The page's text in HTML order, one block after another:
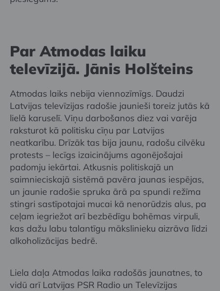
Par Atmodas laiku
televīzijā. Jānis Holšteins
Atmodas laiks nebija viennozīmīgs. Daudzi
Latvijas televīzijas radošie jaunieši toreiz jutās kā
lielā karuselī. Viņu darbošanos diez vai varēja
raksturot kā politisku cīņu par Latvijas
neatkarību. Drīzāk tas bija jaunu, radošu cilvēku
protests – lecīgs izaicinājums agonējošajai
padomju iekārtai. Atkusnis politiskajā un
saimnieciskajā sistēmā pavēra jaunas iespējas,
un jaunie radošie spruka ārā pa spundi režīma
stingri sastīpotajai mucai kā nenorūdzis alus, pa
ceļam iegriežot arī bezbēdīgu bohēmas virpuli,
kas dažu labu talantīgu mākslinieku aizrāva līdzi
alkoholizācijas bedrē.
Liela daļa Atmodas laika radošās jaunatnes, to
vidū arī Latvijas PSR Radio un Televīzijas